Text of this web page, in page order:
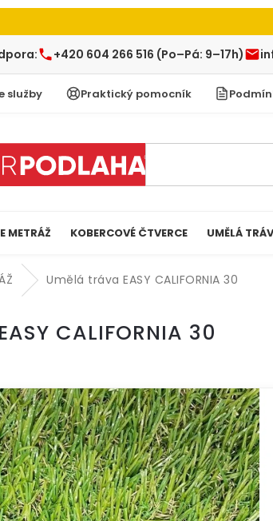
+420 604 266 516 (Po–Pá: 9–17h)
služby Praktický pomocník
METRÁŽ KOBERCOVÉ ČTVERCE UMĚLÁ
Umělá tráva EASY CALIFORNIA 30
CALIFORNIA 30